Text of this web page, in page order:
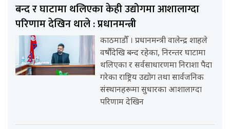
बन्द र घाटामा थलिएका केही उद्योगमा आशालाग्दा
परिणाम देखिन थाले : प्रधानमन्त्री
काठमाडौँ । प्रधानमन्त्री वालेन्द्र शाहले
वर्षौंदेखि बन्द रहेका, निरन्तर घाटामा
थलिएका र सर्वसाधारणमा निराशा पैदा
गरेका राष्ट्रिय उद्योग तथा सार्वजनिक
संस्थानहरूमा सुधारका आशालाग्दा
परिणाम देखिन